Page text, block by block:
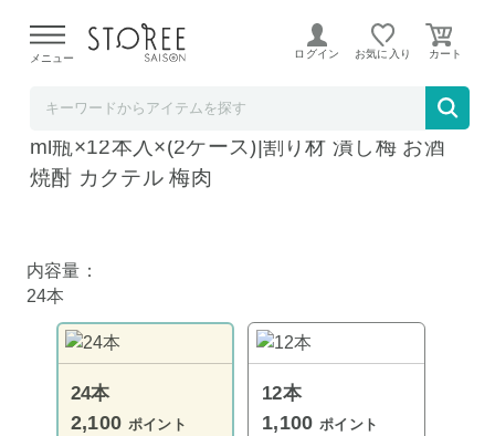
よる配送遅延が発生しております。
メニュー ログイン お気に入り
ポッカサッポロ お酒にプラス 潰しうめ 300
ml瓶×12本入×(2ケース)|割り材 潰し梅 お酒
焼酎 カクテル 梅肉
内容量：
24本
24本
2,100 ポイント
12本
1,100 ポイント